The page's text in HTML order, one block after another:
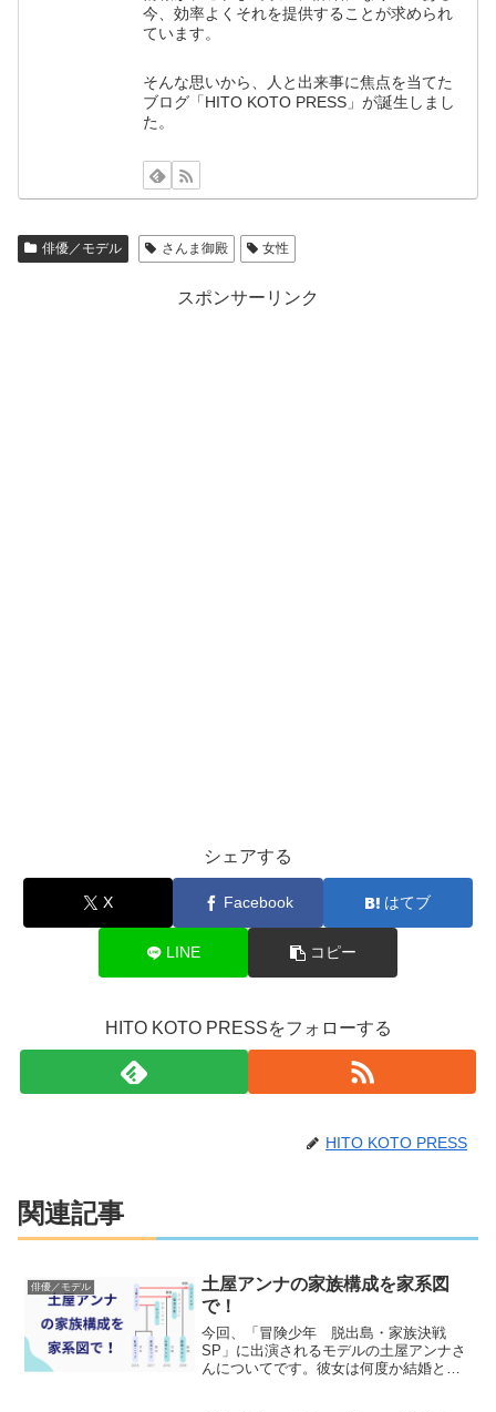
今、効率よくそれを提供することが求められ
ています。
そんな思いから、人と出来事に焦点を当てた
ブログ「HITO KOTO PRESS」が誕生しまし
た。
俳優／モデル さんま御殿 女性
スポンサーリンク
シェアする
X Facebook はてブ
LINE コピー
HITO KOTO PRESSをフォローする
HITO KOTO PRESS
関連記事
俳優／モデル
土屋アンナの家族構成を家系図
で！
今回、「冒険少年 脱出島・家族決戦
SP」に出演されるモデルの土屋アンナさ
んについてです。彼女は何度か結婚と離